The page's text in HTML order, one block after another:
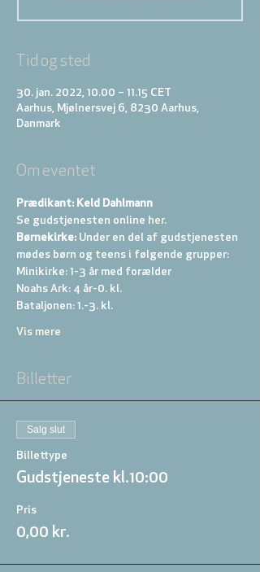
Tid og sted
30. jan. 2022, 10.00 – 11.15 CET
Aarhus, Mjølnersvej 6, 8230 Aarhus,
Danmark
Om eventet
Prædikant: Keld Dahlmann
Se gudstjenesten online her.
Børnekirke: Under en del af gudstjenesten
mødes børn og teens i følgende grupper:
Minikirke: 1-3 år med forælder
Noahs Ark: 4 år-0. kl.
Bataljonen: 1.-3. kl.
Vis mere
Billetter
Salg slut
Billettype
Gudstjeneste kl.10:00
Pris
0,00 kr.